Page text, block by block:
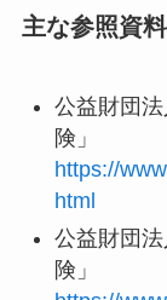
主な参照資料
公益財団
険」
https://
html
公益財団
険」